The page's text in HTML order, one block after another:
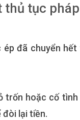
thủ tục
đã chuyển
hoặc cố
đòi lại tiền.